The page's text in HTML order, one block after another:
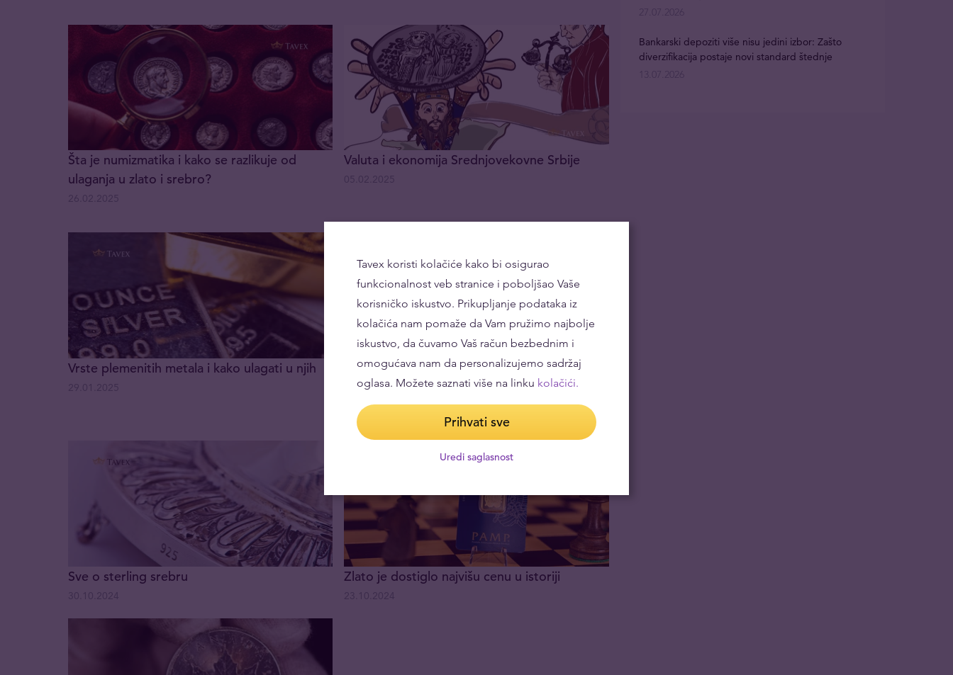
Šta je numizmatika i kako se razlikuje od
ulaganja u zlato i srebro?
Valuta i ekonomija Srednjovekovne Srbije
Vrste plemenitih metala i kako ulagati u njih
Alternativne investicije i alternativni
investicioni fondovi
25.12.2024
Sve o sterling srebru Zlato je dostiglo najvišu cenu u istoriji
27.07.2026
Bankarski depoziti više nisu jedini izbor: Zašto
diverzifikacija postaje novi standard štednje
13.07.2026
Tavex koristi kolačiće kako bi osigurao
funkcionalnost veb stranice i poboljšao Vaše
korisničko iskustvo. Prikupljanje podataka iz
kolačića nam pomaže da Vam pružimo najbolje
iskustvo, da čuvamo Vaš račun bezbednim i
omogućava nam da personalizujemo sadržaj
oglasa. Možete saznati više na linku kolačići.
Prihvati sve
Uredi saglasnost